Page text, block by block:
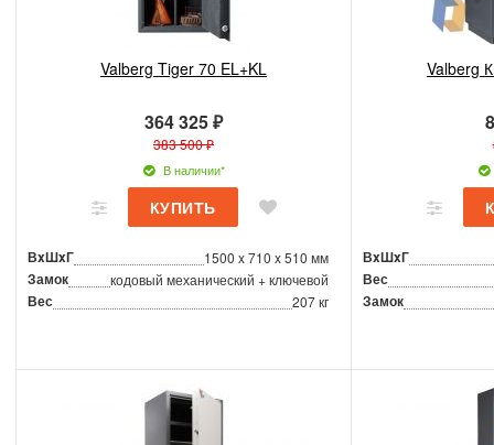
Valberg Tiger 70 EL+KL
364 325 ₽
383 500 ₽
В наличии*
ВxШxГ 1500 x 710 x 510 мм
Замок кодовый механический + ключевой
Вес 207 кг
Valberg
ВxШxГ
Вес
Замок